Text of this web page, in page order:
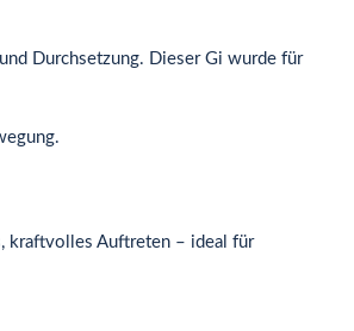
Durchsetzung. Dieser Gi wurde für
kraftvolles Auftreten – ideal für